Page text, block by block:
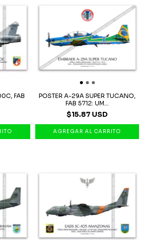
FAB
POSTER A-29A SUPER TUCANO,
FAB 5712: UM...
$15.87 USD